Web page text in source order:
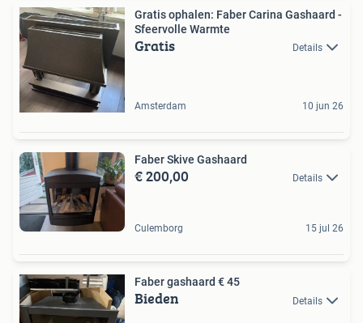
Gratis ophalen: Faber Carina Gashaard -
Sfeervolle Warmte
Gratis Details
Amsterdam 10 jun 26
Faber Skive Gashaard
€ 200,00 Details
Culemborg 15 jul 26
Faber gashaard € 45
Bieden Details